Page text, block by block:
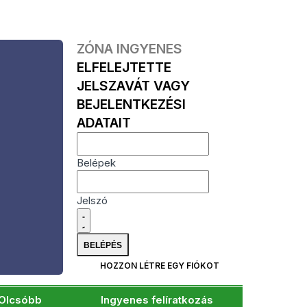
ZÓNA INGYENES
ELFELEJTETTE
JELSZAVÁT VAGY
BEJELENTKEZÉSI
ADATAIT
Belépek
Jelszó
HOZZON LÉTRE EGY FIÓKOT
Ingyenes felíratkozás